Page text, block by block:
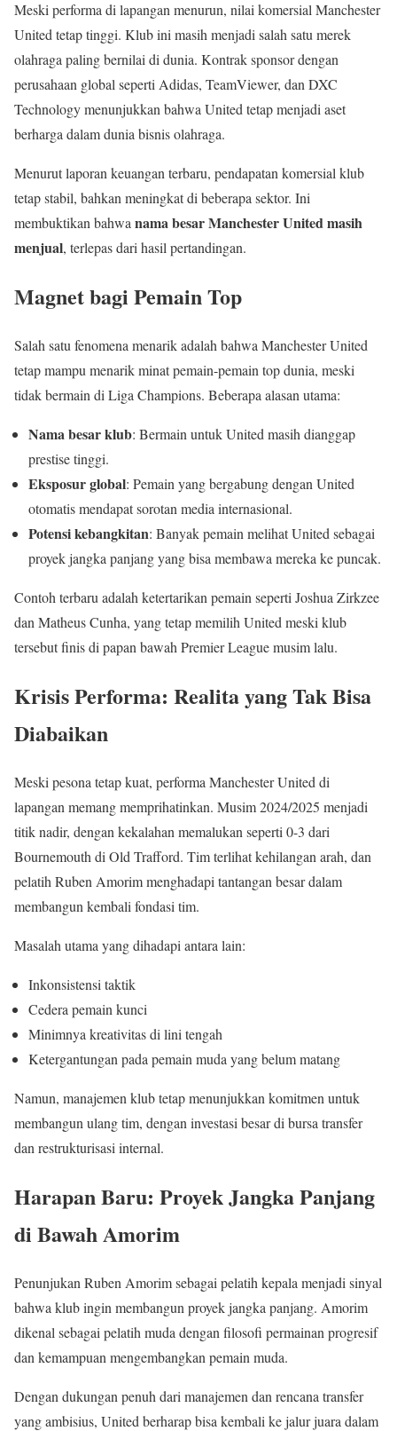
Meski performa di lapangan menurun, nilai komersial Manchester
United tetap tinggi. Klub ini masih menjadi salah satu merek
olahraga paling bernilai di dunia. Kontrak sponsor dengan
perusahaan global seperti Adidas, TeamViewer, dan DXC
Technology menunjukkan bahwa United tetap menjadi aset
berharga dalam dunia bisnis olahraga.
Menurut laporan keuangan terbaru, pendapatan komersial klub
tetap stabil, bahkan meningkat di beberapa sektor. Ini
membuktikan bahwanama besar Manchester United masih
menjual, terlepas dari hasil pertandingan.
Magnet bagi Pemain Top
Salah satu fenomena menarik adalah bahwa Manchester United
tetap mampu menarik minat pemain-pemain top dunia, meski
tidak bermain di Liga Champions. Beberapa alasan utama:
Nama besar klub: Bermain untuk United masih dianggap
prestise tinggi.
Eksposur global: Pemain yang bergabung dengan United
otomatis mendapat sorotan media internasional.
Potensi kebangkitan: Banyak pemain melihat United sebagai
proyek jangka panjang yang bisa membawa mereka ke puncak.
Contoh terbaru adalah ketertarikan pemain seperti Joshua Zirkzee
dan Matheus Cunha, yang tetap memilih United meski klub
tersebut finis di papan bawah Premier League musim lalu.
Krisis Performa: Realita yang Tak Bisa
Diabaikan
Meski pesona tetap kuat, performa Manchester United di
lapangan memang memprihatinkan. Musim 2024/2025 menjadi
titik nadir, dengan kekalahan memalukan seperti 0-3 dari
Bournemouth di Old Trafford. Tim terlihat kehilangan arah, dan
pelatih Ruben Amorim menghadapi tantangan besar dalam
membangun kembali fondasi tim.
Masalah utama yang dihadapi antara lain:
Inkonsistensi taktik
Cedera pemain kunci
Minimnya kreativitas di lini tengah
Ketergantungan pada pemain muda yang belum matang
Namun, manajemen klub tetap menunjukkan komitmen untuk
membangun ulang tim, dengan investasi besar di bursa transfer
dan restrukturisasi internal.
Harapan Baru: Proyek Jangka Panjang
di Bawah Amorim
Penunjukan Ruben Amorim sebagai pelatih kepala menjadi sinyal
bahwa klub ingin membangun proyek jangka panjang. Amorim
dikenal sebagai pelatih muda dengan filosofi permainan progresif
dan kemampuan mengembangkan pemain muda.
Dengan dukungan penuh dari manajemen dan rencana transfer
yang ambisius, United berharap bisa kembali ke jalur juara dalam